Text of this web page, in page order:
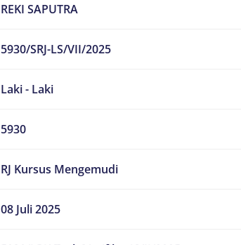
REKI SAPUTRA
5930/SRJ-LS/VII/2025
Laki - Laki
5930
RJ Kursus Mengemudi
08 Juli 2025